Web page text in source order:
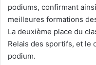
podiums, confirmant
meilleures formations
La deuxième place du
Relais des sportifs, et le